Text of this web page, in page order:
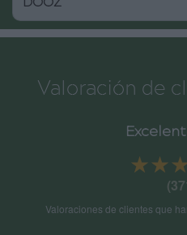
DOOZ
Valoración de
Valoraciones de clientes que